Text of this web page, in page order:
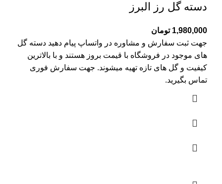
دسته گل رز البرز
1,980,000 تومان
جهت ثبت سفارش و مشاوره در واتساپ پیام دهید دسته گل
های موجود در فروشگاه با قیمت بروز هستند و با بالاترین
کیفیت و گل های تازه تهیه میشوند. جهت سفارش فوری
تماس بگیرید.